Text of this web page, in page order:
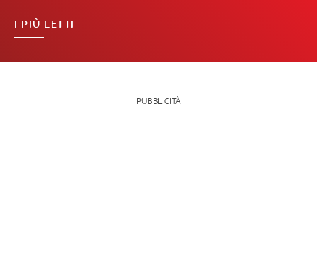
I PIÙ LETTI
PUBBLICITÀ